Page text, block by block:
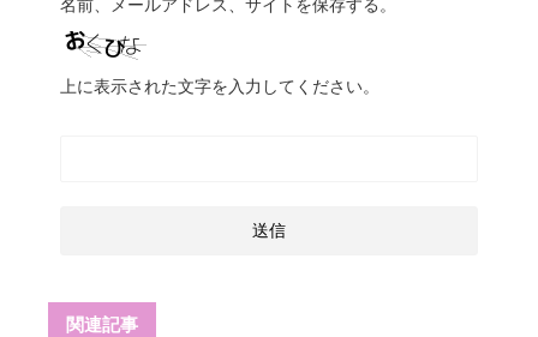
上に表示された文字を入力してください。
関連記事